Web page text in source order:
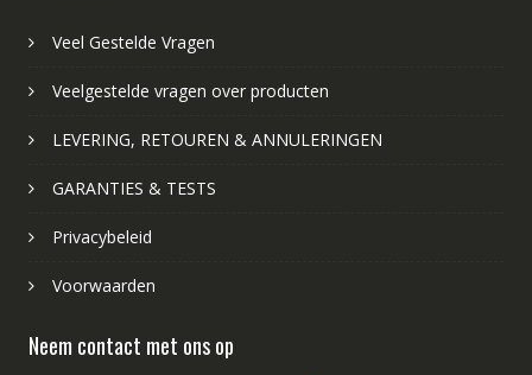
Veel Gestelde Vragen
Veelgestelde vragen over producten
LEVERING, RETOUREN & ANNULERINGEN
GARANTIES & TESTS
Privacybeleid
Voorwaarden
Neem contact met ons op